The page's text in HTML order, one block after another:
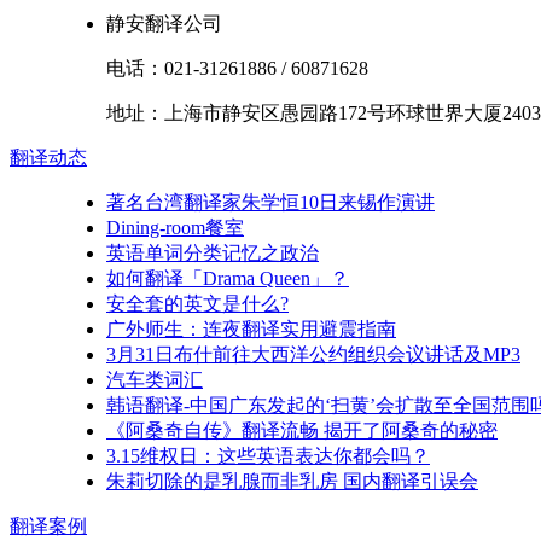
静安翻译公司
电话： 021-31261886 /60871628
地址： 上海市静安区愚园路172号环球世界大厦
翻译动态
著名台湾翻译家朱学恒10日来锡作演讲
Dining-room餐室
英语单词分类记忆之政治
如何翻译「Drama Queen」？
安全套的英文是什么?
广外师生：连夜翻译实用避震指南
3月31日布什前往大西洋公约组织会议讲话及MP3
汽车类词汇
韩语翻译-中国广东发起的‘扫黄’会扩散至全国范围
《阿桑奇自传》翻译流畅 揭开了阿桑奇的秘密
3.15维权日：这些英语表达你都会吗？
朱莉切除的是乳腺而非乳房 国内翻译引误会
翻译案例